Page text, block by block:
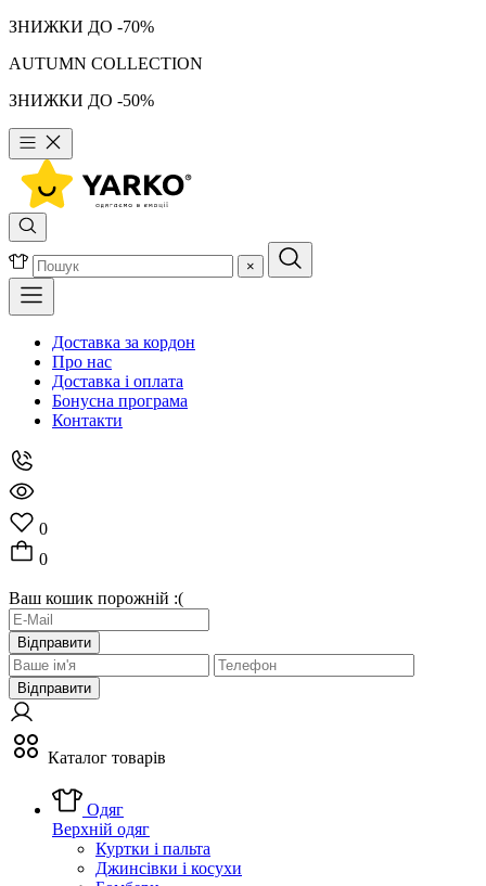
ЗНИЖКИ ДО -70%
AUTUMN COLLECTION
ЗНИЖКИ ДО -50%
×
Доставка за кордон
Про нас
Доставка і оплата
Бонусна програма
Контакти
0
0
Ваш кошик порожній :(
Відправити
Відправити
Каталог товарів
Одяг
Верхній одяг
Куртки і пальта
Джинсівки і косухи